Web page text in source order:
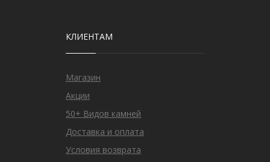
КЛИЕНТАМ
Магазин
Акции
50+ Видов камней
Доставка и оплата
Условия возврата